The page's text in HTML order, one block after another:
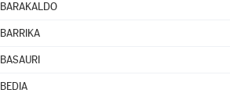
BARAKALDO
BARRIKA
BASAURI
BEDIA